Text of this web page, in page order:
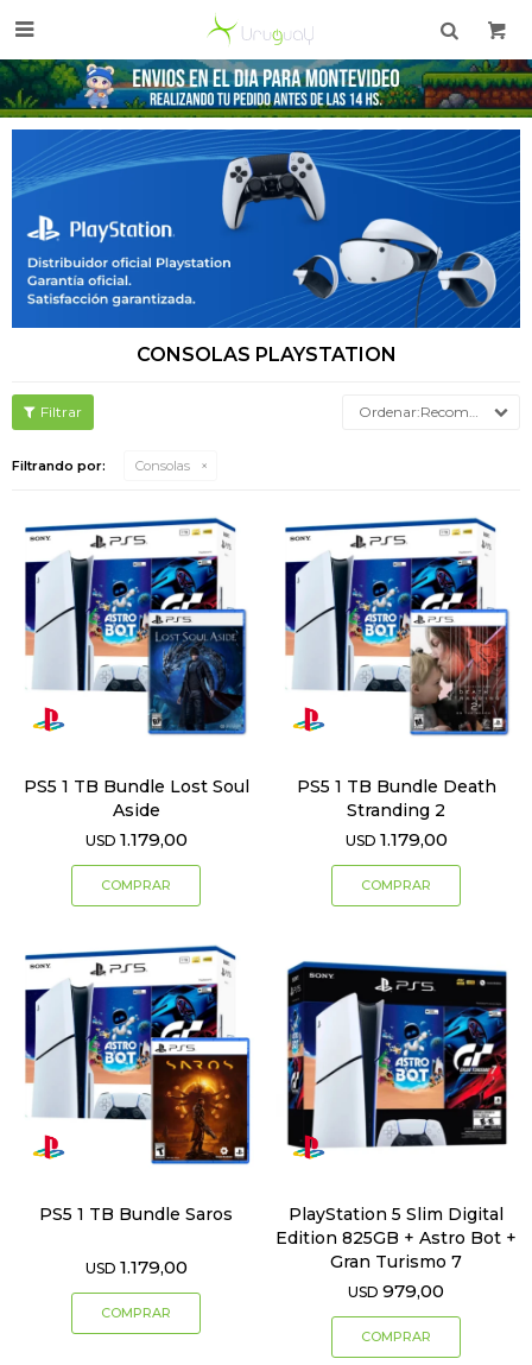

CONSOLAS PLAYSTATION
Recomendados
Filtrando por: Consolas
PS5 1 TB Bundle Lost Soul
Aside
USD 1.179,00
PS5 1 TB Bundle Death
Stranding 2
USD 1.179,00
PS5 1 TB Bundle Saros
USD 1.179,00
PlayStation 5 Slim Digital
Edition 825GB + Astro Bot +
Gran Turismo 7
USD 979,00